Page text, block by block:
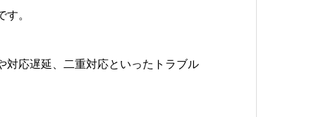
。
応遅延、二重対応といったトラブル